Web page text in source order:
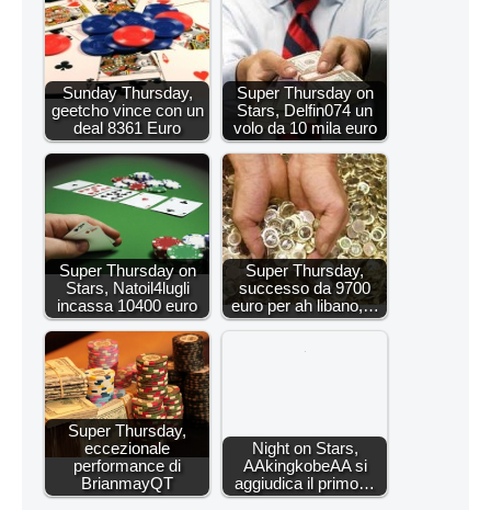
Sunday Thursday,
geetcho vince con un
deal 8361 Euro
Super Thursday on
Stars, Delfin074 un
volo da 10 mila euro
Super Thursday on
Stars, Natoil4lugli
incassa 10400 euro
Super Thursday,
successo da 9700
euro per ah libano,…
Super Thursday,
eccezionale
performance di
BrianmayQT
Night on Stars,
AAkingkobeAA si
aggiudica il primo…